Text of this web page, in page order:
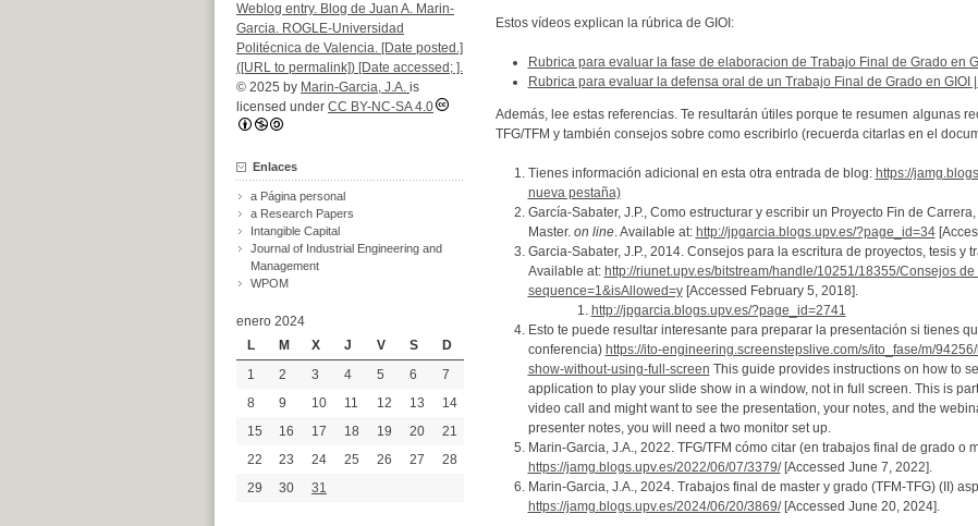
Estos vídeos explican la rúbrica de GIOI:
Rubrica para evaluar la fase de elaboracion de Trabajo Final de Grado en
Rubrica para evaluar la defensa oral de un Trabajo Final de Grado en GIOI
Además, lee estas referencias. Te resultarán útiles porque te resumen algunas
TFG/TFM y también consejos sobre como escribirlo (recuerda citarlas en el
Tienes información adicional en esta otra entrada de blog: https://
nueva pestaña)
García-Sabater, J.P., Como estructurar y escribir un Proyecto Fin de
Master. on line. Available at: http://jpgarcia.blogs.upv.es/?page_id=34
Garcia-Sabater, J.P., 2014. Consejos para la escritura de proyectos, tesis y
Available at: http://riunet.upv.es/bitstream/handle/10251/18355/Consejos
sequence=1&isAllowed=y[Accessed February 5, 2018].
http://jpgarcia.blogs.upv.es/?page_id=2741
Esto te puede resultar interesante para preparar la presentación si tienes
conferencia) https://ito-engineering.screenstepslive.com/s/ito_fase/m/
show-without-using-full-screen This guide provides instructions on how to
application to play your slide show in a window, not in full screen. This is
video call and might want to see the presentation, your notes, and the
presenter notes, you will need a two monitor set up.
Marin-Garcia, J.A., 2022. TFG/TFM cómo citar (en trabajos final de grado o
https://jamg.blogs.upv.es/2022/06/07/3379/[Accessed June 7, 2022].
Marin-Garcia, J.A., 2024. Trabajos final de master y grado (TFM-TFG) (II)
https://jamg.blogs.upv.es/2024/06/20/3869/[Accessed June 20, 2024].
Weblog entry. Blog de Juan A. Marin-
Garcia. ROGLE-Universidad
Politécnica de Valencia. [Date posted.]
([URL to permalink]) [Date accessed; ].
© 2025 by Marin-Garcia, J.A. is
licensed under CC BY-NC-SA 4.0
Enlaces
a Página personal
a Research Papers
Intangible Capital
Journal of Industrial Engineering and
Management
WPOM
enero 2024
L
M X J V S
D
1
2 3 4 5 6
7
8
9 10 11 12 13
14
15
16 17 18 19 20
21
22
23 24 25 26 27
28
29
30 31